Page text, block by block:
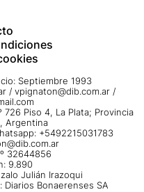
Septiembre 1993
/ vpignaton@dib.com.ar /
Piso 4, La Plata; Provincia
Argentina
+5492215031783
32644856
9.890
Julián Irazoqui
Bonaerenses SA